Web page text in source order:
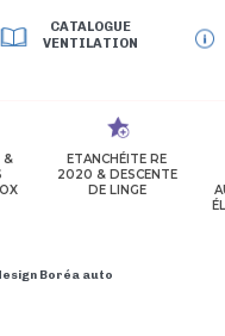
CATALOGUE
VENTILATION
&
ETANCHÉITE RE
2020 & DESCENTE
DE LINGE
Boréa auto